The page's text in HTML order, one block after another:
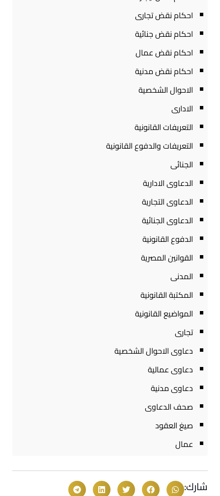
احكام نقض تجارى
احكام نقض جنائية
احكام نقض عمال
احكام نقض مدنية
الاحوال الشخصية
الادارى
التعريفات القانونية
التعريفات والدفوع القانونية
الجنائى
الدعاوى الادارية
الدعاوى التجارية
الدعاوى الجنائية
الدفوع القانونية
القوانين المصرية
المدنى
المكتبة القانونية
المواضيع القانونية
تجارى
دعاوى الاحوال الشخصية
دعاوى عمالية
دعاوى مدنية
صحف الدعاوى
صيغ العقود
عمال
شارك: